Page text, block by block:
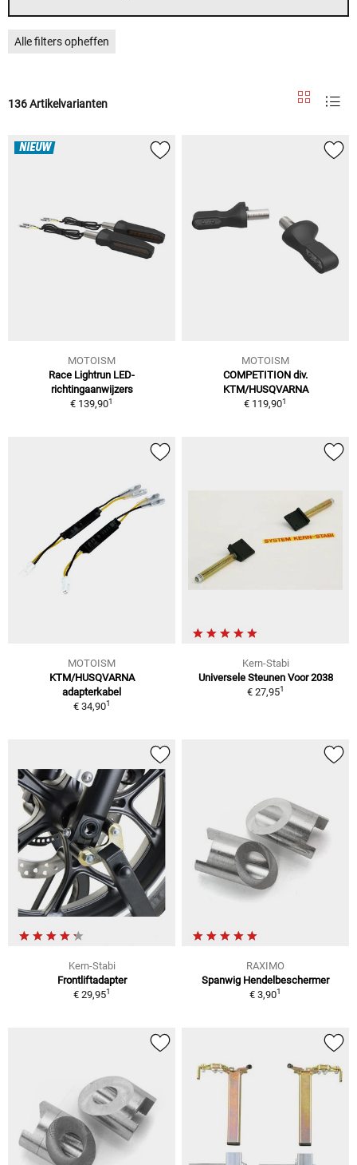
Alle filters opheffen
136 Artikelvarianten
NIEUW
MOTOISM
Race Lightrun LED-
richtingaanwijzers
€ 139,901
MOTOISM
COMPETITION div.
KTM/HUSQVARNA
€ 119,901
MOTOISM
KTM/HUSQVARNA
adapterkabel
€ 34,901
Kern-Stabi
Universele Steunen Voor 2038
€ 27,951
Kern-Stabi
Frontliftadapter
€ 29,951
RAXIMO
Spanwig Hendelbeschermer
€ 3,901